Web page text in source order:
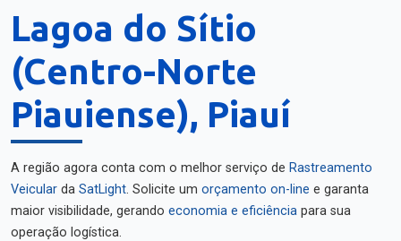
Lagoa do Sítio
(Centro-Norte
Piauiense), Piauí
A região agora conta com o melhor serviço de Rastreamento
Veicular da SatLight. Solicite um orçamento on-line e garanta
maior visibilidade, gerando economia e eficiência para sua
operação logística.